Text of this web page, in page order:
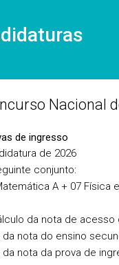
Nacional
de ingresso
de 2026
conjunto:
A + 07 Física
da nota de acesso
da nota do ensino
da nota da prova de